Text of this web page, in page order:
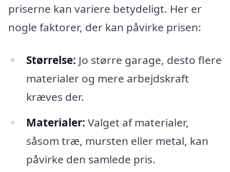
priserne kan variere betydeligt. Her er
nogle faktorer, der kan påvirke prisen:
Størrelse: Jo større garage, desto flere
materialer og mere arbejdskraft
kræves der.
Materialer: Valget af materialer,
såsom træ, mursten eller metal, kan
påvirke den samlede pris.